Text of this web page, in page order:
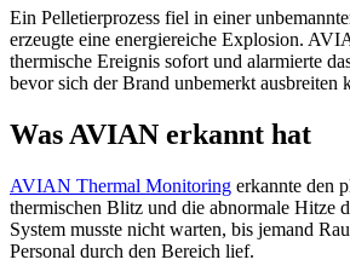
Ein Pelletierprozess fiel in einer
erzeugte eine energiereiche Explosion.
thermische Ereignis sofort und alarmierte
bevor sich der Brand unbemerkt ausbreiten
Was AVIAN erkannt hat
AVIAN Thermal Monitoring erkannte den
thermischen Blitz und die abnormale Hitze
System musste nicht warten, bis jemand
Personal durch den Bereich lief.